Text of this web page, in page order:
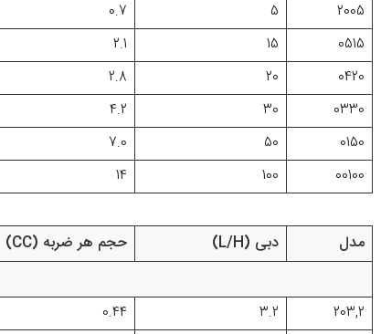
2005
5
0.7
0515
15
2.1
0420
20
2.8
0330
30
4.2
0150
50
7.0
00100
100
14
مدل دبی (L/H) حجم هر ضربه (CC)
203,2
3.2
0.44